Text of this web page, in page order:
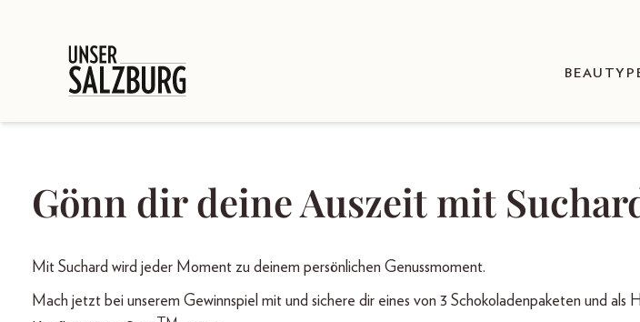
BEAUTY
Gönn dir deine Auszeit mit
Mit Suchard wird jeder Moment zu deinem persönlichen Genussmoment.
Mach jetzt bei unserem Gewinnspiel mit und sichere dir eines von 3 Schokoladenpaketen und als